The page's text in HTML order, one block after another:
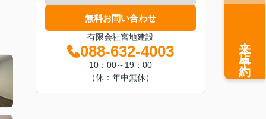
無料お問い合わせ
有限会社宮地建設
088-632-4003
10：00～19：00
（休：年中無休）
来店予約